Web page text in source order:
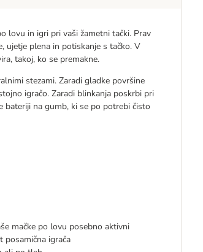
lovu in igri pri vaši žametni tački. Prav
ujetje plena in potiskanje s tačko. V
takoj, ko se premakne.
stezami. Zaradi gladke površine
igračo. Zaradi blinkanja poskrbi pri
bateriji na gumb, ki se po potrebi čisto
mačke po lovu posebno aktivni
posamična igrača